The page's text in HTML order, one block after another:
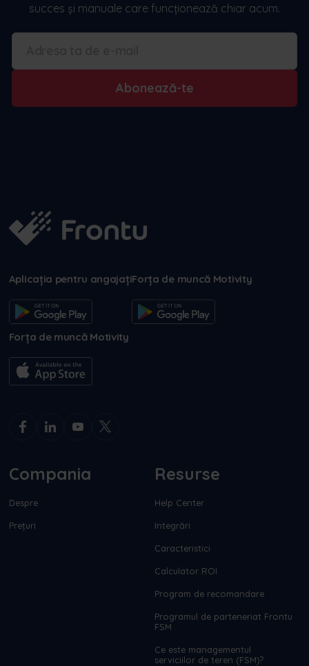
succes și manuale care funcționează chiar acum.
Abonează-te
Aplicația pentru angajațiForța de muncă Motivity
Forța de muncă Motivity
Compania
Despre
Prețuri
Resurse
Help Center
Integrări
Caracteristici
Calculator ROI
Program de recomandare
Programul de parteneriat Frontu
FSM
Ce este managementul
serviciilor de teren (FSM)?